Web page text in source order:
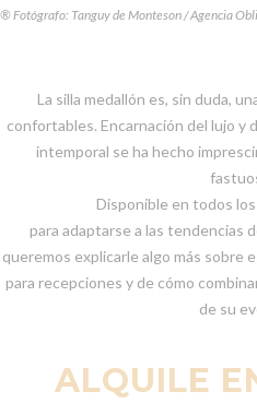
® Fotógrafo: Tanguy de Monteson / Agencia
La silla medallón es, sin duda,
confortables. Encarnación del lujo y
intemporal se ha hecho
Disponible en todos
para adaptarse a las tendencias
queremos explicarle algo más sobre
para recepciones y de cómo
de su
ALQUILE